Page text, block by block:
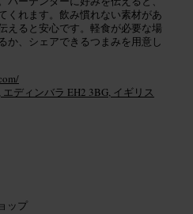
くれます。飲み慣れない素材があ
えると安心です。軽食が必要な場
か、シェアできるつまみを用意し
ディンバラ EH2 3BG, イギリス
ップ